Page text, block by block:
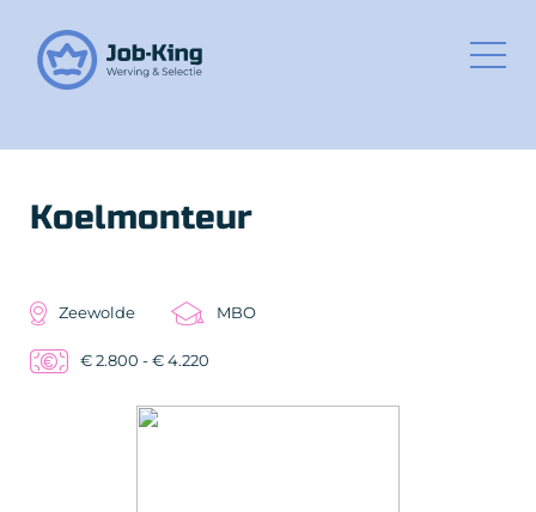
Koelmonteur
Zeewolde MBO
€ 2.800 - € 4.220